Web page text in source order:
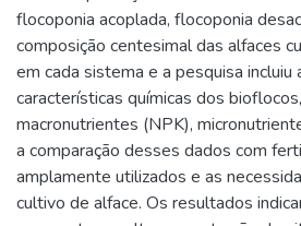
flocoponia acoplada, flocoponia
composição centesimal das alfaces
em cada sistema e a pesquisa incluiu
características químicas dos
macronutrientes (NPK),
a comparação desses dados com
amplamente utilizados e as
cultivo de alface. Os resultados